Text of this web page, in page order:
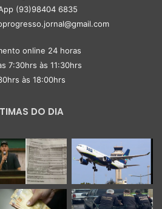
(93)98404 6835
online 24 horas
7:30hrs às 11:30hrs
às 18:00hrs
DO DIA